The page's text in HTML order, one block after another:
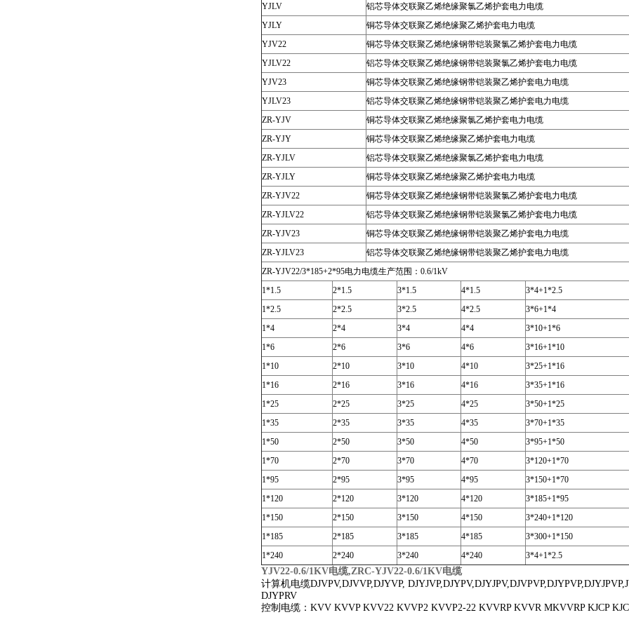
YJLV
铝芯导体交联聚乙烯绝缘聚氯乙烯护套电力电缆
YJLY
铜芯导体交联聚乙烯绝缘聚乙烯护套电力电缆
YJV22
铜芯导体交联聚乙烯绝缘钢带铠装聚氯乙烯护套电力电缆
YJLV22
铝芯导体交联聚乙烯绝缘钢带铠装聚氯乙烯护套电力电缆
YJV23
铜芯导体交联聚乙烯绝缘钢带铠装聚乙烯护套电力电缆
YJLV23
铝芯导体交联聚乙烯绝缘钢带铠装聚乙烯护套电力电缆
ZR-YJV
铜芯导体交联聚乙烯绝缘聚氯乙烯护套电力电缆
ZR-YJY
铜芯导体交联聚乙烯绝缘聚乙烯护套电力电缆
ZR-YJLV
铝芯导体交联聚乙烯绝缘聚氯乙烯护套电力电缆
ZR-YJLY
铜芯导体交联聚乙烯绝缘聚乙烯护套电力电缆
ZR-YJV22
铜芯导体交联聚乙烯绝缘钢带铠装聚氯乙烯护套电力电缆
ZR-YJLV22
铝芯导体交联聚乙烯绝缘钢带铠装聚氯乙烯护套电力电缆
ZR-YJV23
铜芯导体交联聚乙烯绝缘钢带铠装聚乙烯护套电力电缆
ZR-YJLV23
铝芯导体交联聚乙烯绝缘钢带铠装聚乙烯护套电力电缆
ZR-YJV22/3*185+2*95电力电缆生产范围：0.6/1kV
1*1.5
2*1.5 3*1.5 4*1.5
3*4+1*2.5
1*2.5
2*2.5 3*2.5 4*2.5
3*6+1*4
1*4
2*4 3*4 4*4
3*10+1*6
1*6
2*6 3*6 4*6
3*16+1*10
1*10
2*10 3*10 4*10
3*25+1*16
1*16
2*16 3*16 4*16
3*35+1*16
1*25
2*25 3*25 4*25
3*50+1*25
1*35
2*35 3*35 4*35
3*70+1*35
1*50
2*50 3*50 4*50
3*95+1*50
1*70
2*70 3*70 4*70
3*120+1*70
1*95
2*95 3*95 4*95
3*150+1*70
1*120
2*120 3*120 4*120
3*185+1*95
1*150
2*150 3*150 4*150
3*240+1*120
1*185
2*185 3*185 4*185
3*300+1*150
1*240
2*240 3*240 4*240 3*4+1*2.5
YJV22-0.6/1KV电缆,ZRC-YJV22-0.6/1KV电缆
计算机电缆DJVPV,DJVVP,DJYVP,
DJYPRV
控制电缆：KVV KVVP KVV22 KVVP2 KVVP2-22 KVVRP KVVR MKVVRP KJCP